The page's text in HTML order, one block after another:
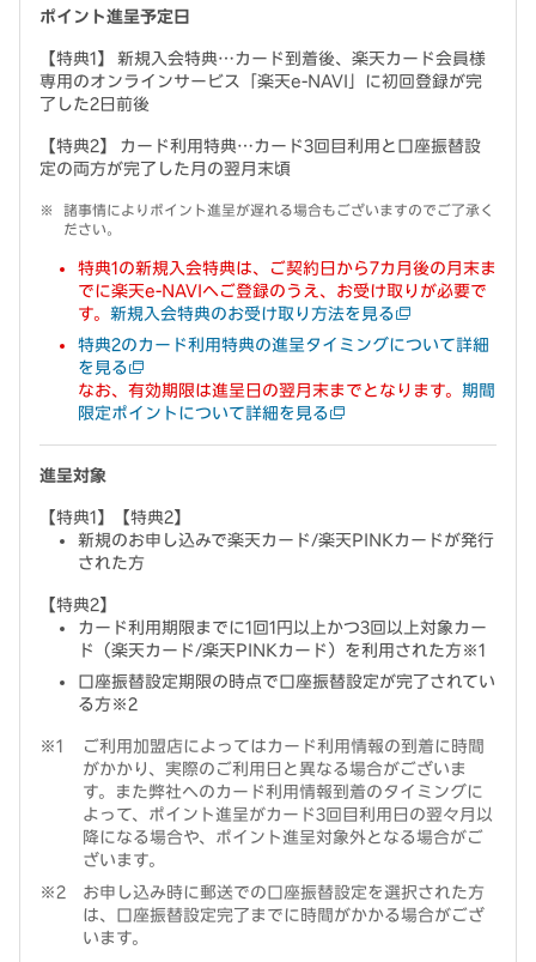
ポイント進呈予定日
【特典1】 新規入会特典…カード到着後、楽天カード会員様
専用のオンラインサービス「楽天e-NAVI」に初回登録が完
了した2日前後
【特典2】 カード利用特典…カード3回目利用と口座振替設
定の両方が完了した月の翌月末頃
諸事情によりポイント進呈が遅れる場合もございますのでご了承く
ださい。
特典1の新規入会特典は、ご契約日から7カ月後の月末ま
でに楽天e-NAVIへご登録のうえ、お受け取りが必要で
す。 新規入会特典のお受け取り方法を見る
特典2のカード利用特典の進呈タイミングについて詳細
を見る
なお、有効期限は進呈日の翌月末までとなります。 期間
限定ポイントについて詳細を見る
進呈対象
【特典1】【特典2】
新規のお申し込みで楽天カード/楽天PINKカードが発行
された方
【特典2】
カード利用期限までに1回1円以上かつ3回以上対象カー
ド（楽天カード/楽天PINKカード）を利用された方※1
口座振替設定期限の時点で口座振替設定が完了されてい
る方※2
ご利用加盟店によってはカード利用情報の到着に時間
がかかり、実際のご利用日と異なる場合がございま
す。また弊社へのカード利用情報到着のタイミングに
よって、ポイント進呈がカード3回目利用日の翌々月以
降になる場合や、ポイント進呈対象外となる場合がご
ざいます。
お申し込み時に郵送での口座振替設定を選択された方
は、口座振替設定完了までに時間がかかる場合がござ
います。